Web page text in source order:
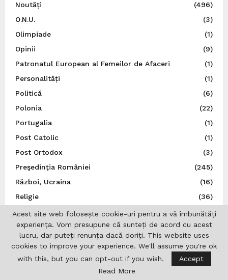
Noutăți
(496)
O.N.U.
(3)
Olimpiade
(1)
Opinii
(9)
Patronatul European al Femeilor de Afaceri
(1)
Personalități
(1)
Politică
(6)
Polonia
(22)
Portugalia
(1)
Post Catolic
(1)
Post Ortodox
(3)
Preşedinţia României
(245)
Război, Ucraina
(16)
Religie
(36)
REPATRIOT
(31)
România
(852)
San Marino
Acest site web folosește cookie-uri pentru a vă îmbunătăți
experiența. Vom presupune că sunteți de acord cu acest
lucru, dar puteți renunța dacă doriți. This website uses
cookies to improve your experience. We'll assume you're ok
with this, but you can opt-out if you wish.
Accept
Read More